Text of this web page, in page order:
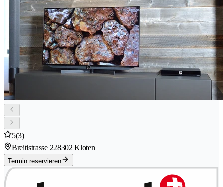
5(3)
Breitistrasse 228302 Kloten
Termin reservieren